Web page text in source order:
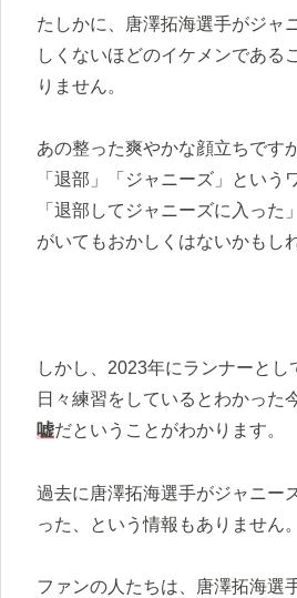
たしかに、唐澤拓海選手がジャ
しくないほどのイケメンである
りません。
あの整った爽やかな顔立ちです
「退部」「ジャニーズ」という
「退部してジャニーズに入った
がいてもおかしくはないかもし
しかし、2023年にランナーとし
日々練習をしているとわかった
嘘だということがわかります。
過去に唐澤拓海選手がジャニー
った、という情報もありません。
ファンの人たちは、唐澤拓海選